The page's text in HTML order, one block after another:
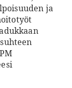
ja